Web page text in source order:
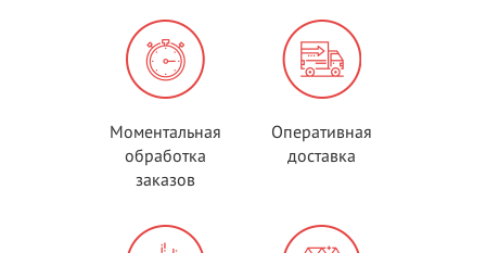
Моментальная
обработка
заказов
Оперативная
доставка